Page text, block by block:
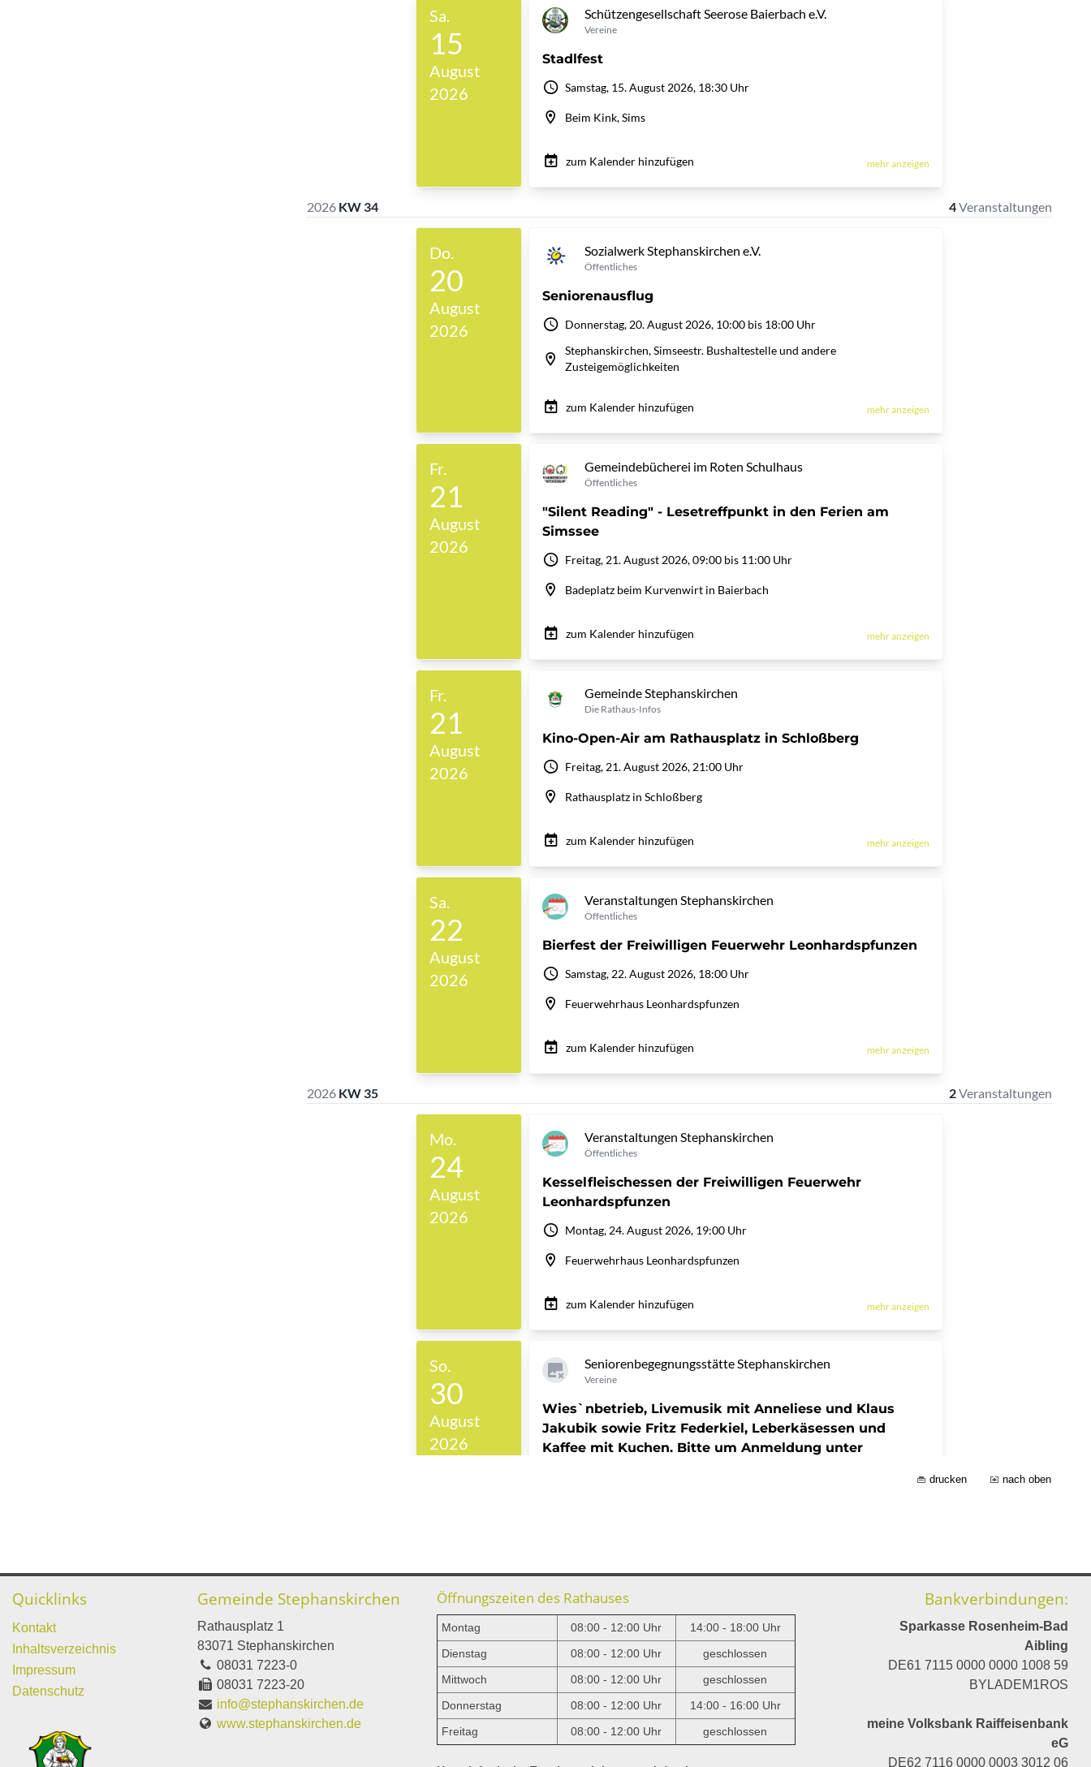
drucken nach oben
Quicklinks
Kontakt
Inhaltsverzeichnis
Impressum
Datenschutz
Gemeinde Stephanskirchen
Rathausplatz 1
83071 Stephanskirchen
08031 7223-0
08031 7223-20
info@stephanskirchen.de
www.stephanskirchen.de
Öffnungszeiten des Rathauses
Montag 08:00 - 12:00 Uhr
14:00 - 18:00 Uhr
Dienstag
08:00 - 12:00 Uhr
geschlossen
Mittwoch
08:00 - 12:00 Uhr
geschlossen
Donnerstag
08:00 - 12:00 Uhr
14:00 - 16:00 Uhr
Freitag
08:00 - 12:00 Uhr geschlossen
Bankverbindungen:
Sparkasse Rosenheim-Bad
Aibling
DE61 7115 0000 0000 1008 59
BYLADEM1ROS
meine Volksbank Raiffeisenbank
eG
DE62 7116 0000 0003 3012 06